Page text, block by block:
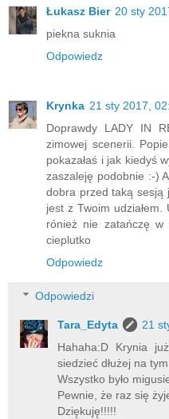
Łukasz Bier 20 sty
piekna suknia
Odpowiedz
Krynka 21 sty 2017,
Doprawdy LADY IN
zimowej scenerii.
pokazałaś i jak kiedyś
zaszaleję podobnie :-)
dobra przed taką sesją
jest z Twoim
rónież nie zatańczę w
cieplutko
Odpowiedz
Odpowiedzi
Tara_Edyta
21
Hahaha:D Krynia
siedzieć dłużej na
Wszystko było
Pewnie, że raz się
Dziękuję!!!!!